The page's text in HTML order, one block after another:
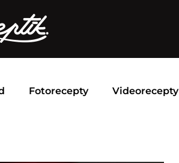
Fotorecepty Videorecepty